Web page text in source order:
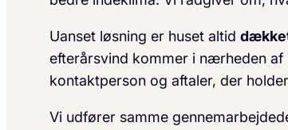
Uanset løsning er huset altid
efterårsvind kommer i nærheden
kontaktperson og aftaler, der
Vi udfører samme